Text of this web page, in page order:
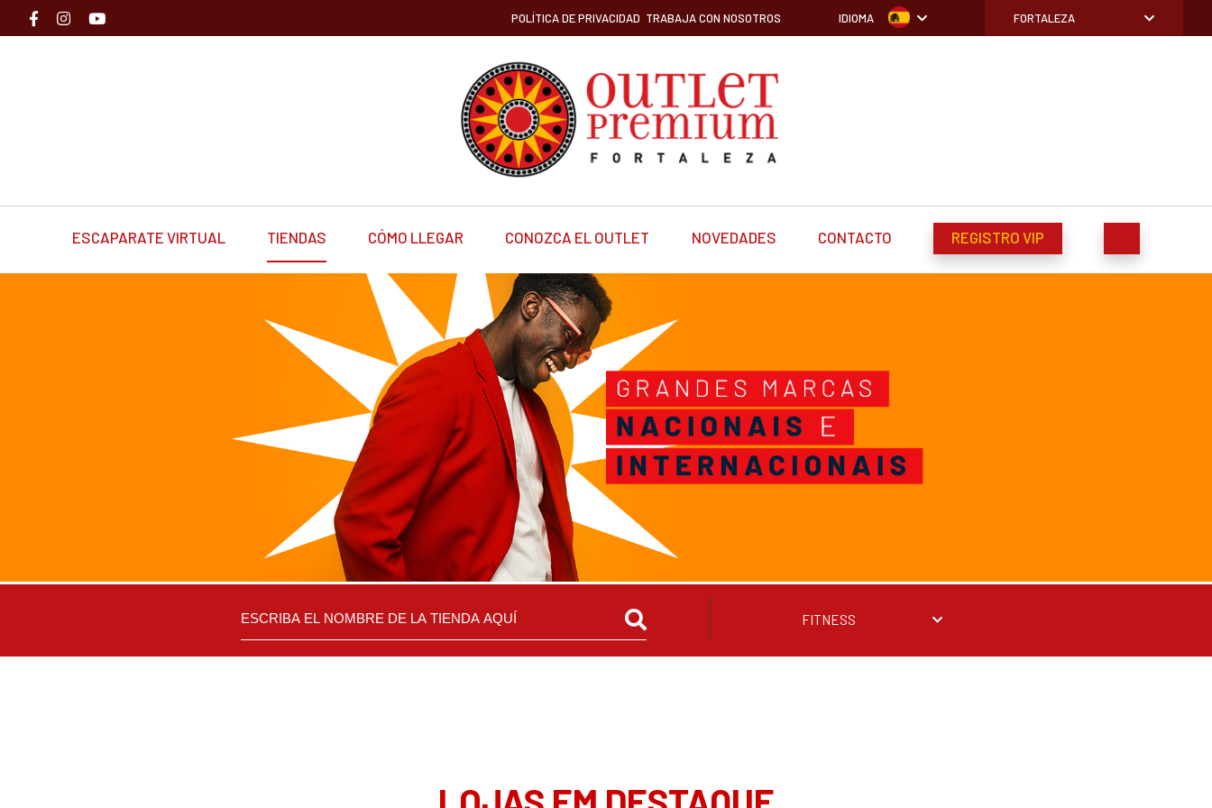
POLÍTICA DE PRIVACIDAD TRABAJA CON NOSOTROS IDIOMA FORTALEZA
ESCAPARATE VIRTUAL TIENDAS CÓMO LLEGAR CONOZCA EL OUTLET NOVEDADES CONTACTO REGISTRO VIP
FITNESS